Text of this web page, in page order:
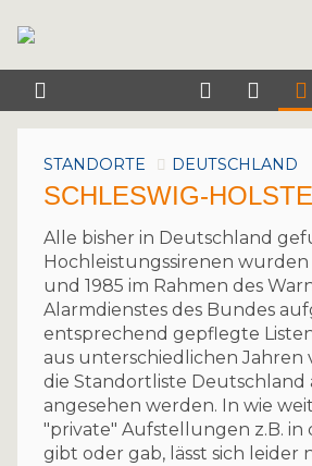
STANDORTE DEUTSCHLAND
SCHLESWIG-
Alle bisher in Deutschland
Hochleistungssirenen wurden
und 1985 im Rahmen des
Alarmdienstes des Bundes
entsprechend gepflegte
aus unterschiedlichen Jahren
die Standortliste Deutschland
angesehen werden. In wie
"private" Aufstellungen z.B. in
gibt oder gab, lässt sich leider